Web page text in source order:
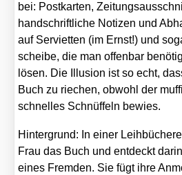
bei: Post­kar­ten,
hand­schrift­li­che Noti­zen und
auf Ser­vi­et­ten (im Ernst!) und
schei­be, die man offen­bar
lösen. Die Illu­si­on ist so echt,
Buch zu rie­chen, obwohl der
schnel­les Schnüf­feln bewies.
Hin­ter­grund: In einer
Frau das Buch und ent­deckt
eines Frem­den. Sie fügt ihre